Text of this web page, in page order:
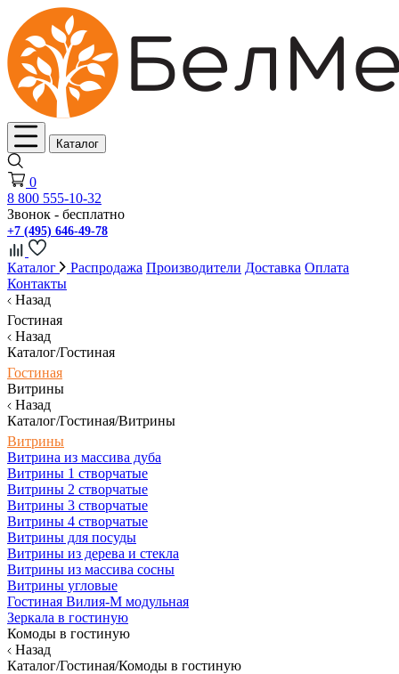
Каталог
0
8 800 555-10-32
Звонок - бесплатно
+7 (495) 646-49-78
Каталог Распродажа Производители Доставка Оплата
Контакты
Назад
Гостиная
Назад
Каталог/Гостиная
Гостиная
Витрины
Назад
Каталог/Гостиная/Витрины
Витрины
Витрина из массива дуба
Витрины 1 створчатые
Витрины 2 створчатые
Витрины 3 створчатые
Витрины 4 створчатые
Витрины для посуды
Витрины из дерева и стекла
Витрины из массива сосны
Витрины угловые
Гостиная Вилия-М модульная
Зеркала в гостиную
Комоды в гостиную
Назад
Каталог/Гостиная/Комоды в гостиную